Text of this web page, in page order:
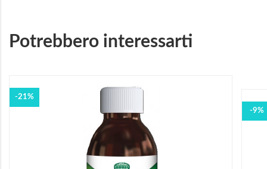
Potrebbero interessarti
-21%
-9%